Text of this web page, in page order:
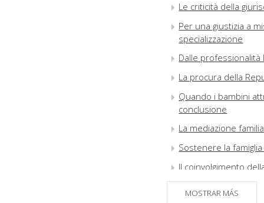
Le criticità della
Per una giustizia a
specializzazione
Dalle
La procura della
Quando i bambini
conclusione
La mediazione
Sostenere la
Il coinvolgimento
La legge sul
MOSTRAR MÁS